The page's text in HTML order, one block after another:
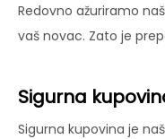
Redovno ažuriramo
vaš novac. Zato je
Sigurna
Sigurna kupovina je